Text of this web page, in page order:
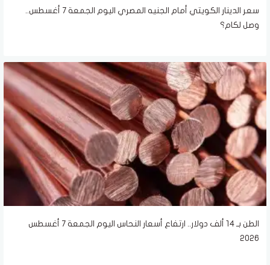
سعر الدينار الكويتي أمام الجنيه المصري اليوم الجمعة 7 أغسطس..
وصل لكام؟
الطن بـ 14 ألف دولار.. ارتفاع أسعار النحاس اليوم الجمعة 7 أغسطس
2026